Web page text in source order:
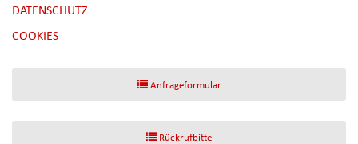
DATENSCHUTZ
[NBSP]
COOKIES
Anfrageformular
Rückrufbitte